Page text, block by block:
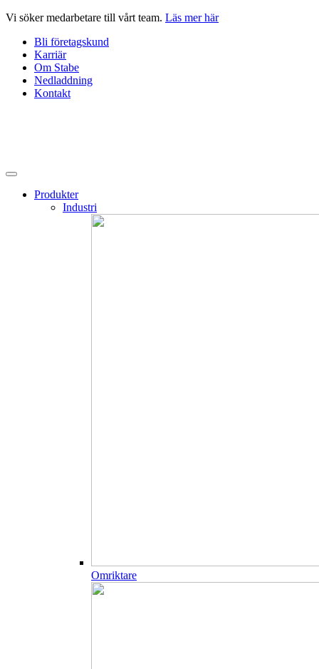
Hoppa
innehåll
Vi söker medarbetare till vårt team. Läs mer här
Bli företagskund
Karriär
Om Stabe
Nedladdning
Kontakt
Produkter
Industri
Omriktare